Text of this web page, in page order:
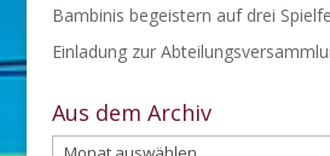
Bambinis begeistern auf drei
Einladung zur
Aus dem Archiv
Aus